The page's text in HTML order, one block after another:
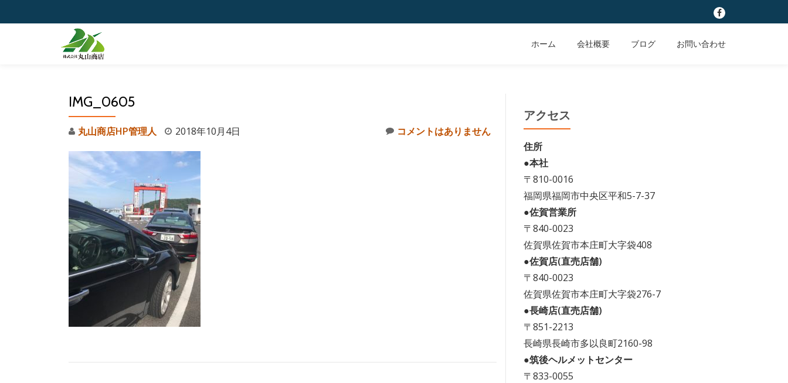
fa-
ホーム 会社概要 ブログ お問い合わせ
IMG_0605
丸山商店HP管理人 2018年10月4日 コメントはありません
アクセス
住所
●本社
〒810-0016
福岡県福岡市中央区平和5-7-37
●佐賀営業所
〒840-0023
佐賀県佐賀市本庄町大字袋408
●佐賀店(直売店舗)
〒840-0023
佐賀県佐賀市本庄町大字袋276-7
●長崎店(直売店舗)
〒851-2213
長崎県長崎市多以良町2160-98
●筑後ヘルメットセンター
〒833-0055